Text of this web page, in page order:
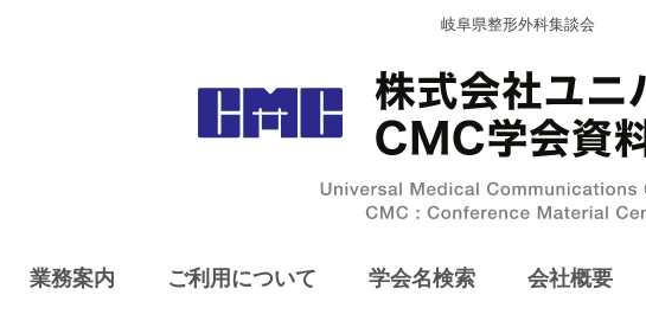
岐阜県整形外科集談会
業務案内 ご利用について 学会名検索 会社概要